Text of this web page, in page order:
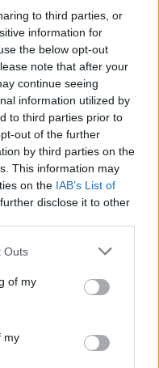
to third parties, or
information for
the below opt-out
note that after your
continue seeing
information utilized by
to third parties prior to
out of the further
by third parties on the
This information may
on the IAB’s List of
disclose it to other
one or more Google
You may click to
its third-party tags to
in below Google
Outs
of my
my
zu werden.
immer bei
einer Liste auf
auf dem Telefon oder
Wo auch immer
in Sicht- oder
Ihre Aufgaben
Tasche! Ja,
Methode zum
bewährt. Fertigen
gewünschten
wenn Sie beim
oder in einer
haben.
Glossar Ihres
nicht aus Ihrem